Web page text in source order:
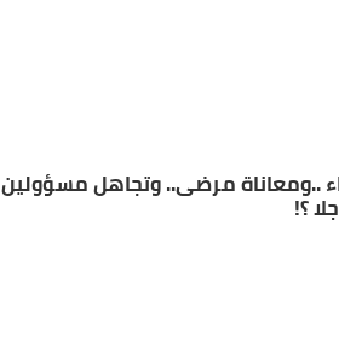
..ومعاناة مرضى.. وتجاهل مسؤولين
؟!